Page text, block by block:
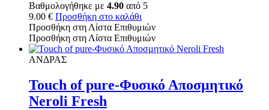
Βαθμολογήθηκε με 4.90 από 5
9.00 € Προσθήκη στο καλάθι
Προσθήκη στη Λίστα Επιθυμιών
Προσθήκη στη Λίστα Επιθυμιών
ΑΝΔΡΑΣ
Touch of pure-Φυσικό Αποσμητικό
Neroli Fresh